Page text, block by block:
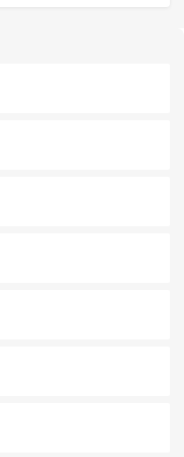
を楽しめる外せないスポット